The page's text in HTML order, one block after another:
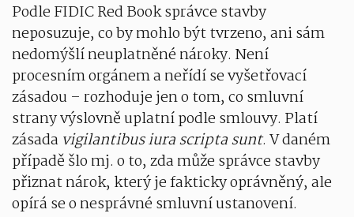
Podle FIDIC Red Book správce stavby
neposuzuje, co by mohlo být tvrzeno, ani sám
nedomýšlí neuplatněné nároky. Není
procesním orgánem a neřídí se vyšetřovací
zásadou – rozhoduje jen o tom, co smluvní
strany výslovně uplatní podle smlouvy. Platí
zásada vigilantibus iura scripta sunt. V daném
případě šlo mj. o to, zda může správce stavby
přiznat nárok, který je fakticky oprávněný, ale
opírá se o nesprávné smluvní ustanovení.